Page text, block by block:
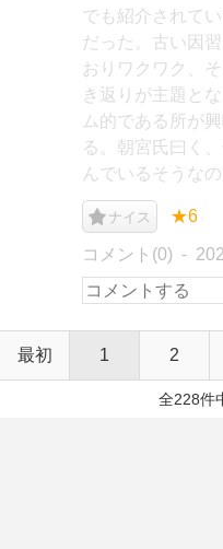
でも紹介されて
だった。古い因
おりワクワク、
き返りが主題と
ム的である所が
る。朝宮氏曰く
んでいるそうな
ナイス ★6
コメント(0)
最初 1 2
全228件